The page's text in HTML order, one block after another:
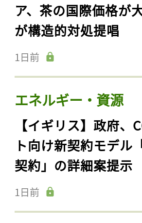
ア、茶の国際価格が
が構造的対処提唱
1日前
エネルギー・資源
【イギリス】政府、
ト向け新契約モデル
契約」の詳細案提示
1日前